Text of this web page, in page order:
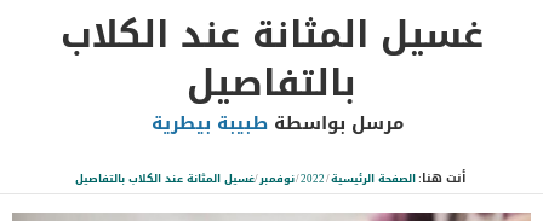
غسيل المثانة عند الكلاب
بالتفاصيل
مرسل بواسطة طبيبة بيطرية
أنت هنا:الصفحة الرئيسية/
2022
/نوفمبر/غسيل المثانة عند الكلاب بالتفاصيل